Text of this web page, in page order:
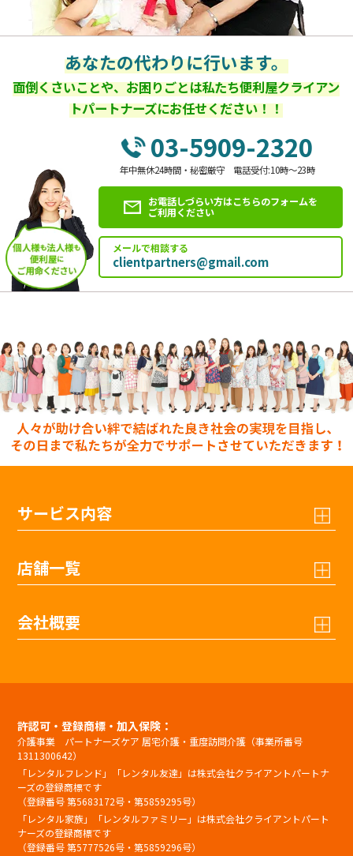
あなたの代わりに行います。
面倒くさいことや、お困りごとは私たち便利屋クライアン
トパートナーズにお任せください！！
03-5909-2320
年中無休24時間・秘密厳守 電話受付:10時～23時
お電話しづらい方はこちらのフォームを
ご利用ください
メールで相談する
clientpartners@gmail.com
サービス内容
店舗一覧
会社概要
許認可・登録商標・加入保険：
介護事業 パートナーズケア 居宅介護・重度訪問介護（事業所番号
1311300642）
「レンタルフレンド」「レンタル友達」は株式会社クライアントパートナ
ーズの登録商標です
（登録番号 第5683172号・第5859295号）
「レンタル家族」「レンタルファミリー」は株式会社クライアントパート
ナーズの登録商標です
（登録番号 第5777526号・第5859296号）